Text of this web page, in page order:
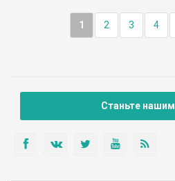
1 2 3 4
Станьте